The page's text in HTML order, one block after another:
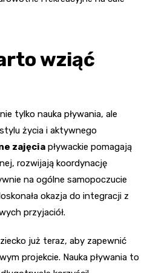
wziąć
tylko nauka pływania, ale
życia i aktywnego
zajęcia pływackie pomagają
rozwijają koordynację
na ogólne samopoczucie
okazja do integracji z
przyjaciół.
już teraz, aby zapewnić
projekcie. Nauka pływania to